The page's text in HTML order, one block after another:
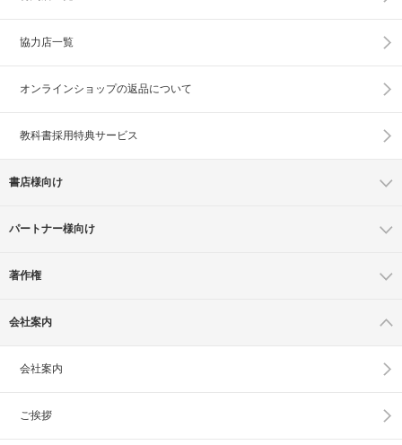
協力店一覧
オンラインショップの返品について
教科書採用特典サービス
書店様向け
パートナー様向け
著作権
会社案内
会社案内
ご挨拶